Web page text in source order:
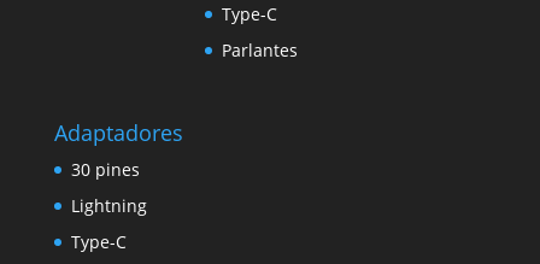
Type-C
Parlantes
Adaptadores
30 pines
Lightning
Type-C